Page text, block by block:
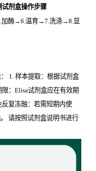
试剂盒操作步骤
酶→6.温育→7.洗涤→8.显
1. 样本提取：根据试剂盒
：Elisa试剂盒应在有效期
复冻融：若需短期内使
请按照试剂盒说明书进行